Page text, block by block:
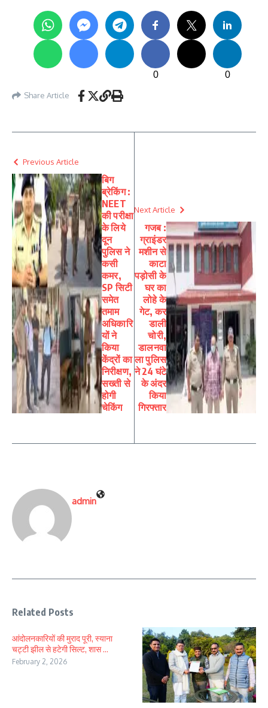
0 0
Share Article
Previous Article
बिग
ब्रेकिंग :
NEET
की परीक्षा
के लिये
दून
पुलिस ने
कसी
कमर,
SP सिटी
समेत
तमाम
अधिकारि
यों ने
किया
केंद्रों का
निरीक्षण,
सख्ती से
होगी
चेकिंग
Next Article
गजब :
ग्राइंडर
मशीन से
काटा
पड़ोसी के
घर का
लोहे के
गेट, कर
डाली
चोरी,
डालनवा
ला पुलिस
ने 24 घंटे
के अंदर
किया
गिरफ्तार
admin
Related Posts
आंदोलनकारियों की मुराद पूरी, स्याना
चट्टी झील से हटेगी सिल्ट, शास ...
February 2, 2026